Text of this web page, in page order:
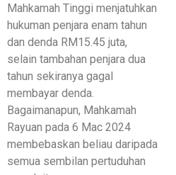
Mahkamah Tinggi menjatuhkan
hukuman penjara enam tahun
dan denda RM15.45 juta,
selain tambahan penjara dua
tahun sekiranya gagal
membayar denda.
Bagaimanapun, Mahkamah
Rayuan pada 6 Mac 2024
membebaskan beliau daripada
semua sembilan pertuduhan